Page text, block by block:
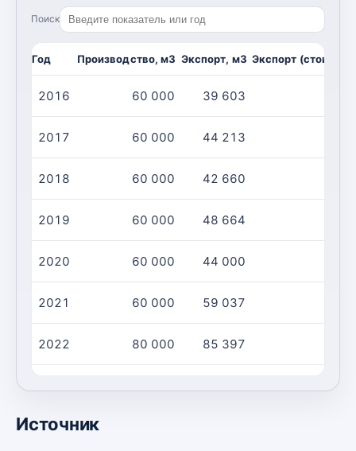
Поиск
Год Производство, м3 Экспорт, м3 Экспорт
2016 60 000 39 603
2017 60 000 44 213
2018 60 000 42 660
2019 60 000 48 664
2020 60 000 44 000
2021 60 000 59 037
2022 80 000 85 397
Источник